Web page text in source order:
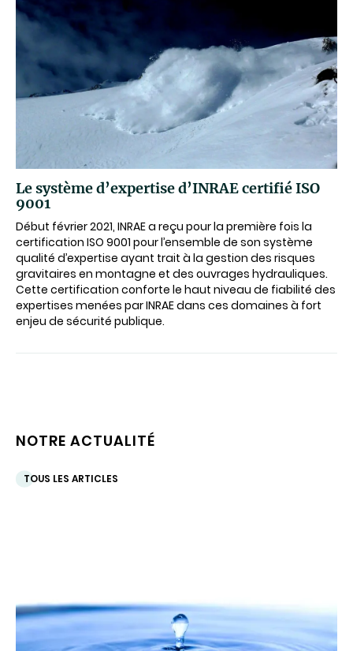
Le système d’expertise d’INRAE certifié ISO
9001
Début février 2021, INRAE a reçu pour la première fois la
certification ISO 9001 pour l’ensemble de son système
qualité d’expertise ayant trait à la gestion des risques
gravitaires en montagne et des ouvrages hydrauliques.
Cette certification conforte le haut niveau de fiabilité des
expertises menées par INRAE dans ces domaines à fort
enjeu de sécurité publique.
NOTRE ACTUALITÉ
TOUS LES ARTICLES